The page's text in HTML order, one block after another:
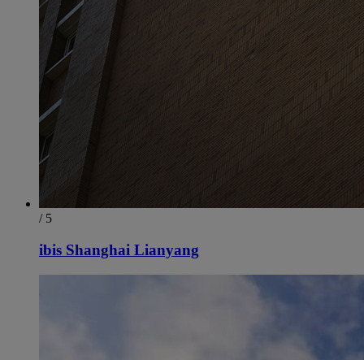
/ 5
ibis Shanghai Lianyang